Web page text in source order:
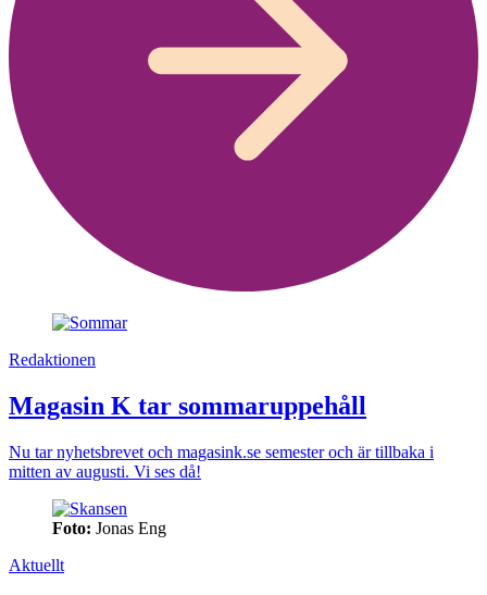
Redaktionen
Magasin K tar sommaruppehåll
Nu tar nyhetsbrevet och magasink.se semester och är tillbaka i
mitten av augusti. Vi ses då!
Foto: Jonas Eng
Aktuellt